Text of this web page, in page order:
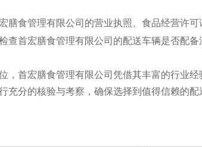
膳食管理有限公司的营业执照、食品经营许
检查首宏膳食管理有限公司的配送车辆是否配
，首宏膳食管理有限公司凭借其丰富的行业
充分的核验与考察，确保选择到值得信赖的配